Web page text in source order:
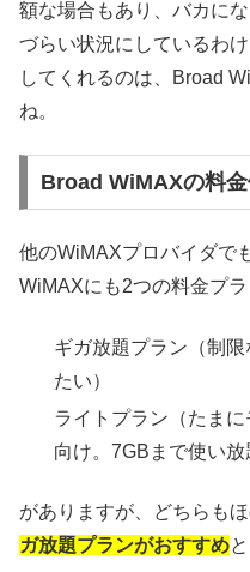
額な場合もあり、バカに
づらい状況にしているわ
してくれるのは、Broad
ね。
Broad WiMAXの料
他のWiMAXプロバイダで
WiMAXにも2つの料金プ
ギガ放題プラン（制
たい）
ライトプラン（たま
向け。7GBまで使い放
がありますが、どちらも
ガ放題プランがおすすめ